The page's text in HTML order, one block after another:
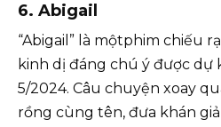
6. Abigail
“Abigail” là mộtphim chiếu
kinh dị đáng chú ý được dự
5/2024. Câu chuyện xoay
rồng cùng tên, đưa khán